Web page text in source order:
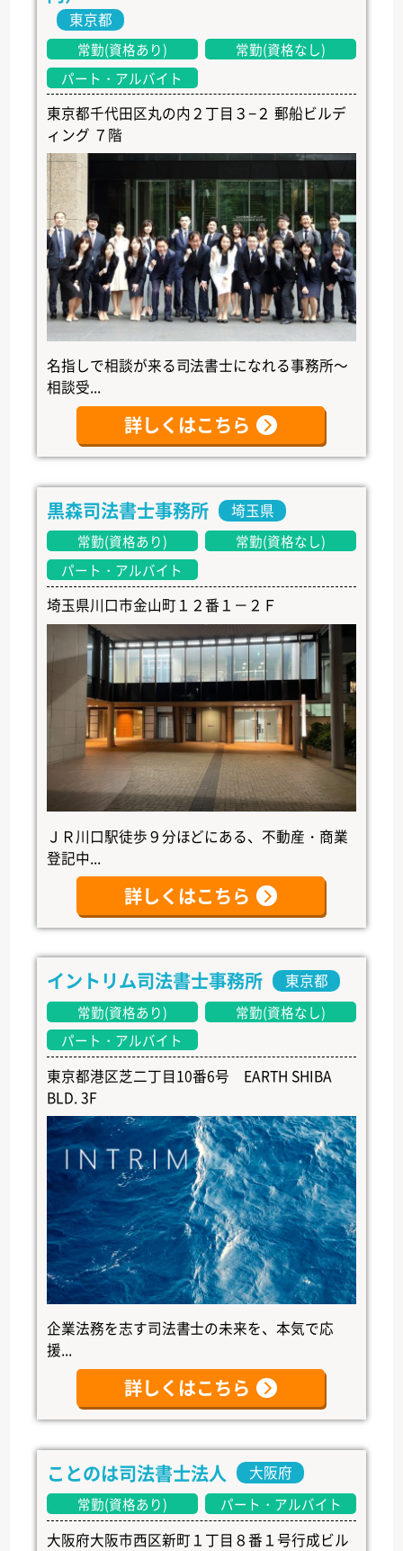
東京都
常勤(資格あり)
常勤(資格なし)
パート・アルバイト
東京都千代田区丸の内２丁目３−２ 郵船ビルデ
ィング ７階
名指しで相談が来る司法書士になれる事務所～
相談受...
詳しくはこちら
黒森司法書士事務所 埼玉県
常勤(資格あり)
常勤(資格なし)
パート・アルバイト
埼玉県川口市金山町１２番１－２Ｆ
ＪＲ川口駅徒歩９分ほどにある、不動産・商業
登記中...
詳しくはこちら
イントリム司法書士事務所 東京都
常勤(資格あり)
常勤(資格なし)
パート・アルバイト
東京都港区芝二丁目10番6号 EARTH SHIBA
BLD. 3F
企業法務を志す司法書士の未来を、本気で応
援...
詳しくはこちら
ことのは司法書士法人 大阪府
常勤(資格あり) パート・アルバイト
大阪府大阪市西区新町１丁目８番１号行成ビル